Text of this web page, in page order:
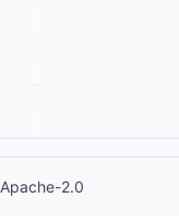
Apache-2.0